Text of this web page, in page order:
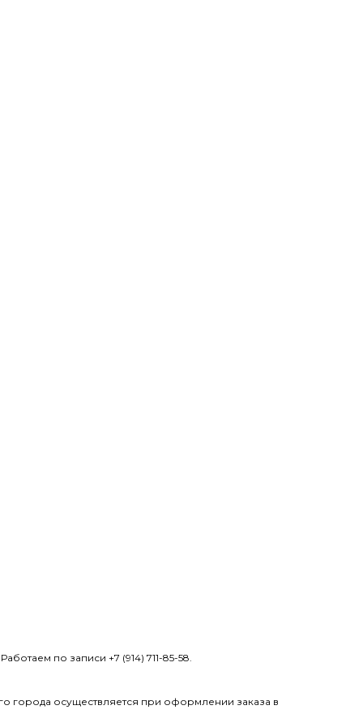
по записи +7 (914) 711-85-58.
города осуществляется при оформлении заказа в